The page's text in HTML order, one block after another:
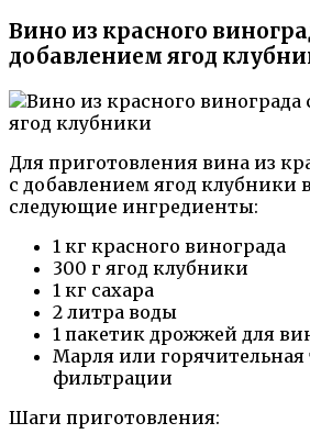
Вино из красного
добавлением ягод
Для приготовления вина из
с добавлением ягод клубники
следующие ингредиенты:
1 кг красного винограда
300 г ягод клубники
1 кг сахара
2 литра воды
1 пакетик дрожжей для
Марля или горячительная
фильтрации
Шаги приготовления: